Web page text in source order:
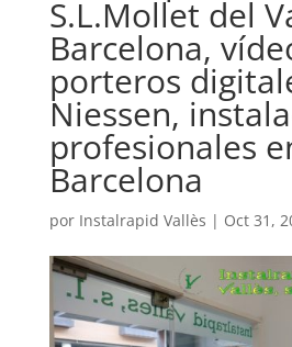
S.L.Mollet del
Barcelona,
porteros
Niessen,
profesionales
Barcelona
por Instalrapid Vallès | Oct 31,